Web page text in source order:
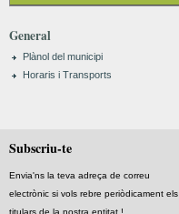
General
Plànol del municipi
Horaris i Transports
Subscriu-te
Envia'ns la teva adreça de correu
electrònic si vols rebre periòdicament els
titulars de la nostra entitat !